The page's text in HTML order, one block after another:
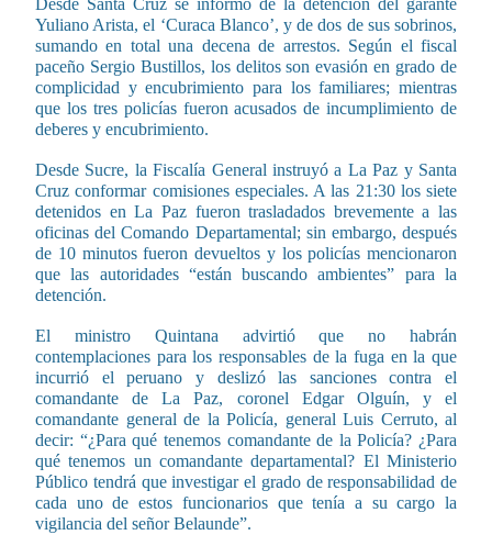
Desde Santa Cruz se informó de la detención del garante
Yuliano Arista, el ‘Curaca Blanco’, y de dos de sus sobrinos,
sumando en total una decena de arrestos. Según el fiscal
paceño Sergio Bustillos, los delitos son evasión en grado de
complicidad y encubrimiento para los familiares; mientras
que los tres policías fueron acusados de incumplimiento de
deberes y encubrimiento.
Desde Sucre, la Fiscalía General instruyó a La Paz y Santa
Cruz conformar comisiones especiales. A las 21:30 los siete
detenidos en La Paz fueron trasladados brevemente a las
oficinas del Comando Departamental; sin embargo, después
de 10 minutos fueron devueltos y los policías mencionaron
que las autoridades “están buscando ambientes” para la
detención.
El ministro Quintana advirtió que no habrán
contemplaciones para los responsables de la fuga en la que
incurrió el peruano y deslizó las sanciones contra el
comandante de La Paz, coronel Edgar Olguín, y el
comandante general de la Policía, general Luis Cerruto, al
decir: “¿Para qué tenemos comandante de la Policía? ¿Para
qué tenemos un comandante departamental? El Ministerio
Público tendrá que investigar el grado de responsabilidad de
cada uno de estos funcionarios que tenía a su cargo la
vigilancia del señor Belaunde”.